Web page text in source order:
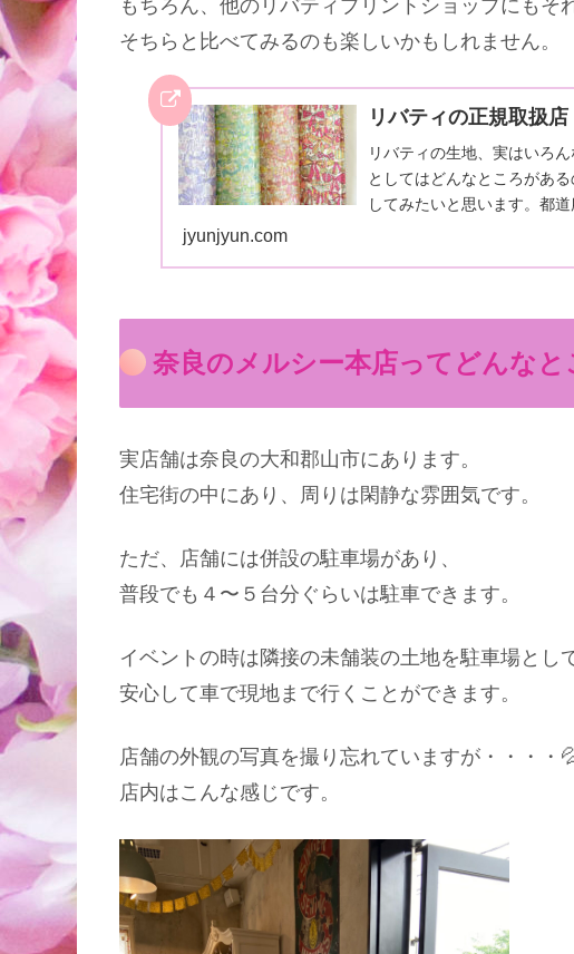
もちろん、他のリバティプリントショップにもそ
そちらと比べてみるのも楽しいかもしれません。
リバティの正規取扱
リバティの生地、実はいろ
としてはどんなところがあ
してみたいと思います。都
jyunjyun.com
奈良のメルシー本店ってどんなと
実店舗は奈良の大和郡山市にあります。
住宅街の中にあり、周りは閑静な雰囲気です。
ただ、店舗には併設の駐車場があり、
普段でも４〜５台分ぐらいは駐車できます。
イベントの時は隣接の未舗装の土地を駐車場とし
安心して車で現地まで行くことができます。
店舗の外観の写真を撮り忘れていますが・・・・
店内はこんな感じです。